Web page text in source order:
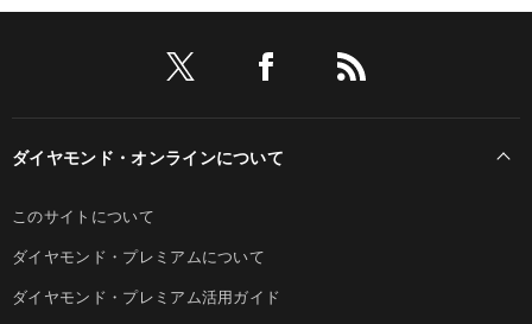
ダイヤモンド・オンラインについて
このサイトについて
ダイヤモンド・プレミアムについて
ダイヤモンド・プレミアム活用ガイド